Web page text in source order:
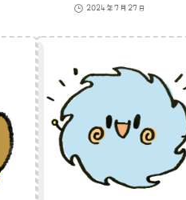
2024年7月27日